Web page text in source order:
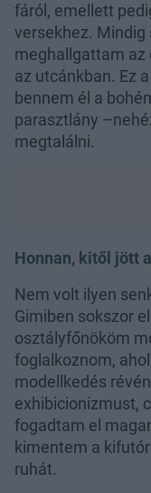
fáról, emellett
versekhez.
meghallgattam az
az utcánkban. Ez
bennem él a
parasztlány
megtalálni.
Honnan, kitől jött
Nem volt ilyen
Gimiben sokszor
osztályfőnököm
foglalkoznom,
modellkedés
exhibicionizmust,
fogadtam el
kimentem a
ruhát.